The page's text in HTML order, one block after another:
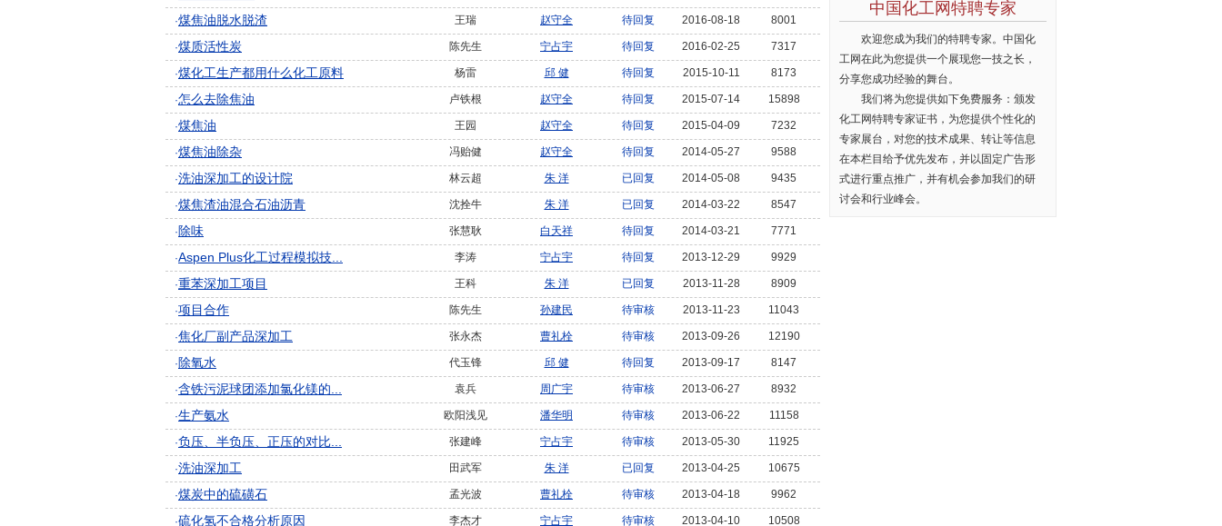
·煤焦油脱水脱渣 王瑞 赵守全 待回复 2016-08-18 8001
·煤质活性炭 陈先生 宁占宇 待回复 2016-02-25 7317
·煤化工生产都用什么化工原料 杨雷 邱 健 待回复 2015-10-11 8173
·怎么去除焦油 卢铁根 赵守全 待回复 2015-07-14 15898
·煤焦油 王园 赵守全 待回复 2015-04-09 7232
·煤焦油除杂 冯贻健 赵守全 待回复 2014-05-27 9588
·洗油深加工的设计院 林云超 朱 洋 已回复 2014-05-08 9435
·煤焦渣油混合石油沥青 沈拴牛 朱 洋 已回复 2014-03-22 8547
·除味 张慧耿 白天祥 待回复 2014-03-21 7771
·Aspen Plus化工过程模拟技... 李涛 宁占宇 待回复 2013-12-29 9929
·重苯深加工项目 王科 朱 洋 已回复 2013-11-28 8909
·项目合作 陈先生 孙建民 待审核 2013-11-23 11043
·焦化厂副产品深加工 张永杰 曹礼栓 待审核 2013-09-26 12190
·除氧水 代玉锋 邱 健 待回复 2013-09-17 8147
·含铁污泥球团添加氯化镁的... 袁兵 周广宇 待审核 2013-06-27 8932
·生产氨水 欧阳浅见 潘华明 待审核 2013-06-22 11158
·负压、半负压、正压的对比... 张建峰 宁占宇 待审核 2013-05-30 11925
·洗油深加工 田武军 朱 洋 已回复 2013-04-25 10675
·煤炭中的硫磺石 孟光波 曹礼栓 待审核 2013-04-18 9962
·硫化氢不合格分析原因 李杰才 宁占宇 待审核 2013-04-10 10508
中国化工网特聘专家
欢迎您成为我们的特聘专家。中国化
工网在此为您提供一个展现您一技之长，
分享您成功经验的舞台。
我们将为您提供如下免费服务：颁发
化工网特聘专家证书，为您提供个性化的
专家展台，对您的技术成果、转让等信息
在本栏目给予优先发布，并以固定广告形
式进行重点推广，并有机会参加我们的研
讨会和行业峰会。